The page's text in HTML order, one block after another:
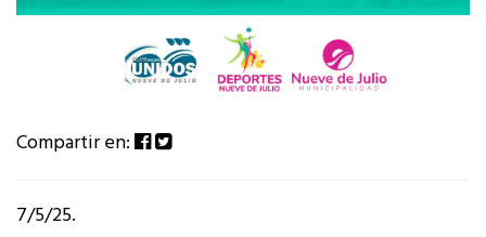
Compartir en:
7/5/25.